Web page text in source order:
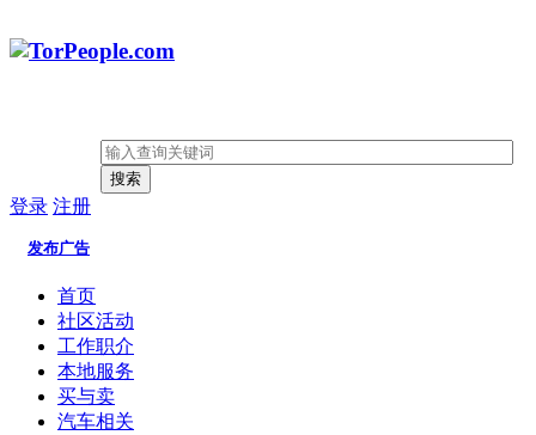
搜索
登录 注册
发布广告
首页
社区活动
工作职介
本地服务
买与卖
汽车相关